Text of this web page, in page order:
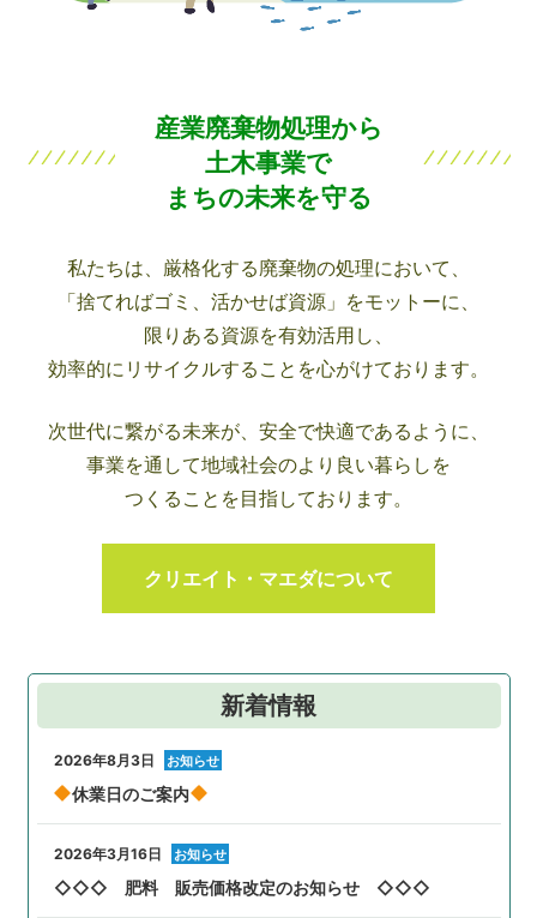
産業廃棄物処理から
土木事業で
まちの未来を守る
私たちは、厳格化する廃棄物の処理において、
「捨てればゴミ、活かせば資源」をモットーに、
限りある資源を有効活用し、
効率的にリサイクルすることを心がけております。
次世代に繋がる未来が、安全で快適であるように、
事業を通して地域社会のより良い暮らしを
つくることを目指しております。
クリエイト・マエダについて
新着情報
2026年8月3日
休業日のご案内
2026年3月16日
◇◇◇ 肥料 販売価格改定のお知らせ ◇◇◇